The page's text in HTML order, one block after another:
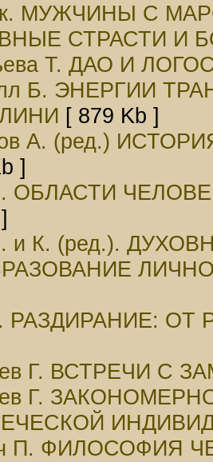
МУЖЧИНЫ С
СТРАСТИ И
Т. ДАО И
Б. ЭНЕРГИИ
[ 879 Kb ]
А. (ред.)
]
ОБЛАСТИ
и К. (ред.).
РАЗДИРАНИЕ:
Г. ВСТРЕЧИ С
Г.
П. ФИЛОСОФИЯ